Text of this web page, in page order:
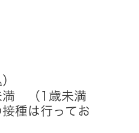
満 （1歳未満
種は行ってお